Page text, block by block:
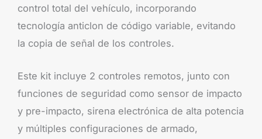
control total del vehículo, incorporando
tecnología anticlon de código variable, evitando
la copia de señal de los controles.
Este kit incluye 2 controles remotos, junto con
funciones de seguridad como sensor de impacto
y pre-impacto, sirena electrónica de alta potencia
y múltiples configuraciones de armado,